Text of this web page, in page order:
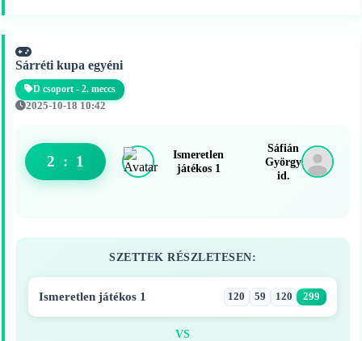
Sárréti kupa egyéni
D csoport - 2. meccs
2025-10-18 10:42
Ismeretlen
játékos 1
2 : 1
Sáfián
György
id.
SZETTEK RÉSZLETESEN:
Ismeretlen játékos 1 120 59 120 299
VS